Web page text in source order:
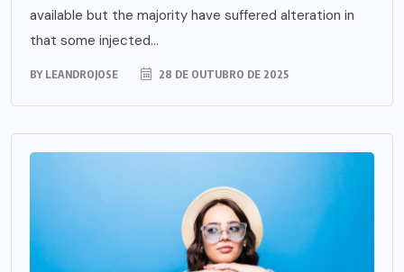
available but the majority have suffered alteration in
that some injected...
BY LEANDROJOSE 28 DE OUTUBRO DE 2025